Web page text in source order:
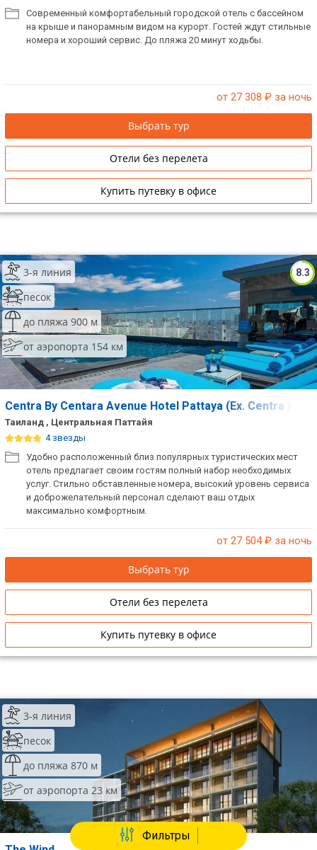
Современный комфортабельный городской отель с бассейном
на крыше и панорамным видом на курорт. Гостей ждут стильные
номера и хороший сервис. До пляжа 20 минут ходьбы.
от 27 308 ₽ за ночь
Выбрать тур
Отели без перелета
Купить путевку в офисе
8.3
3-я линия
песок
до пляжа 900 м
от аэропорта 154 км
Centra By Centara Avenue Hotel Pattaya (Ex. Centra
Таиланд , Центральная Паттайя
4 звезды
Удобно расположенный близ популярных туристических мест
отель предлагает своим гостям полный набор необходимых
услуг. Стильно обставленные номера, высокий уровень сервиса
и доброжелательный персонал сделают ваш отдых
максимально комфортным.
от 27 504₽ за ночь
Выбрать тур
Отели без перелета
Купить путевку в офисе
3-я линия
песок
до пляжа 870 м
от аэропорта 23 км
Фильтры